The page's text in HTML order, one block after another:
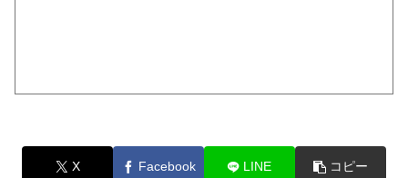
X Facebook LINE コピー